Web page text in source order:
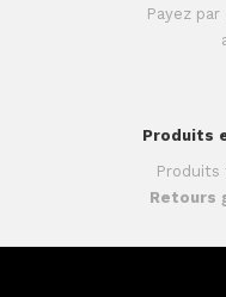
Payez par
Produits
Produits
Retours